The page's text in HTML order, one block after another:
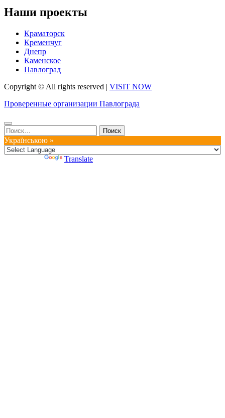
Наши проекты
Краматорск
Кременчуг
Днепр
Каменское
Павлоград
Copyright © All rights reserved | VISIT NOW
Проверенные организации Павлограда
Найти:
Українською »
Translate